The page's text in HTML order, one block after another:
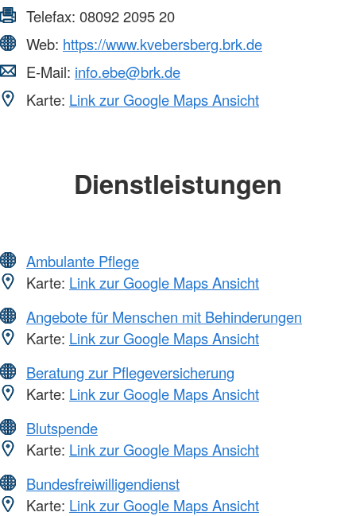
Telefax: 08092 2095 20
Web: https://www.kvebersberg.brk.de
E-Mail: info.ebe@brk.de
Karte: Link zur Google Maps Ansicht
Dienstleistungen
Ambulante Pflege
Karte: Link zur Google Maps Ansicht
Angebote für Menschen mit Behinderungen
Karte: Link zur Google Maps Ansicht
Beratung zur Pflegeversicherung
Karte: Link zur Google Maps Ansicht
Blutspende
Karte: Link zur Google Maps Ansicht
Bundesfreiwilligendienst
Karte: Link zur Google Maps Ansicht